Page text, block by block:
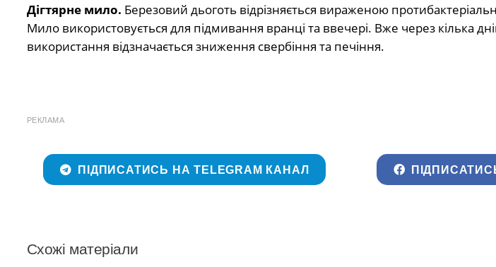
Дігтярне мило. Березовий дьоготь відрізняється вираженою
Мило використовується для підмивання вранці та ввечері. Вже через кілька
використання відзначається зниження свербіння та печіння.
РЕКЛАМА
ПІДПИСАТИСЬ НА TELEGRAM КАНАЛ
Схожі матеріали